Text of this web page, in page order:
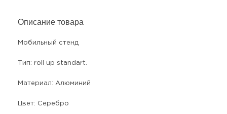
Описание товара
Мобильный стенд
Тип: roll up standart.
Материал: Алюминий
Цвет: Серебро